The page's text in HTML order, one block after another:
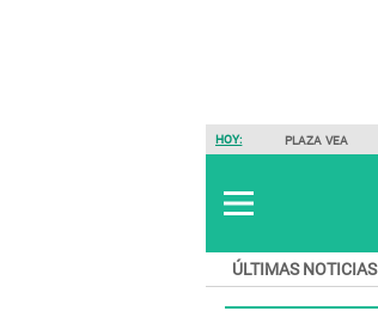
HOY: PLAZA VEA
ÚLTIMAS NOTICIAS